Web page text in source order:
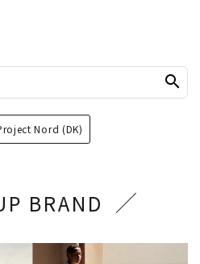
search
Nord (DK)
BRAND